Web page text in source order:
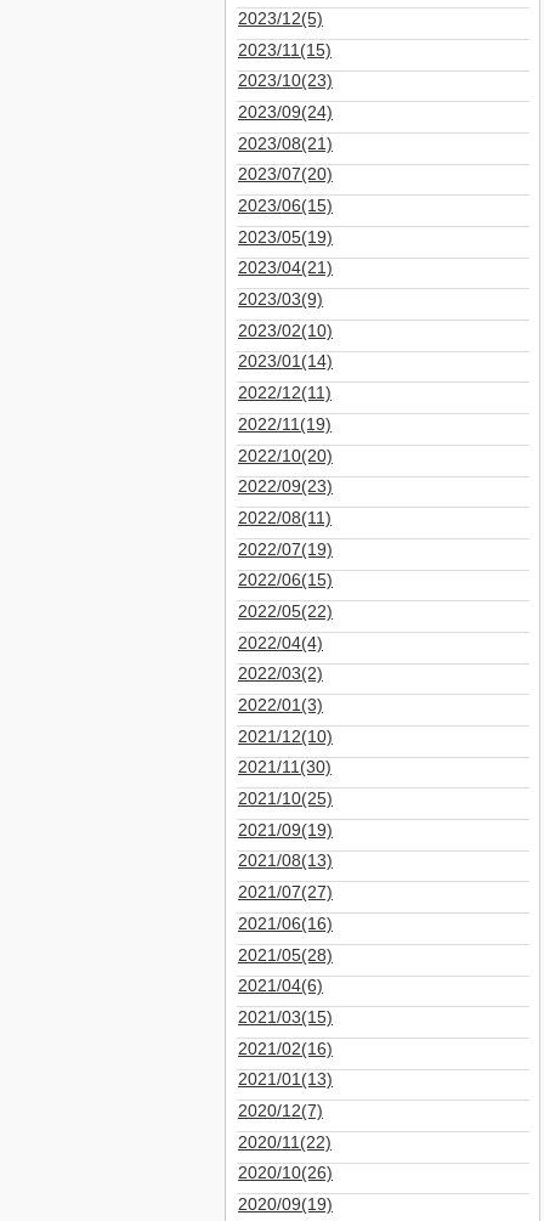
2023/12(5)
2023/11(15)
2023/10(23)
2023/09(24)
2023/08(21)
2023/07(20)
2023/06(15)
2023/05(19)
2023/04(21)
2023/03(9)
2023/02(10)
2023/01(14)
2022/12(11)
2022/11(19)
2022/10(20)
2022/09(23)
2022/08(11)
2022/07(19)
2022/06(15)
2022/05(22)
2022/04(4)
2022/03(2)
2022/01(3)
2021/12(10)
2021/11(30)
2021/10(25)
2021/09(19)
2021/08(13)
2021/07(27)
2021/06(16)
2021/05(28)
2021/04(6)
2021/03(15)
2021/02(16)
2021/01(13)
2020/12(7)
2020/11(22)
2020/10(26)
2020/09(19)